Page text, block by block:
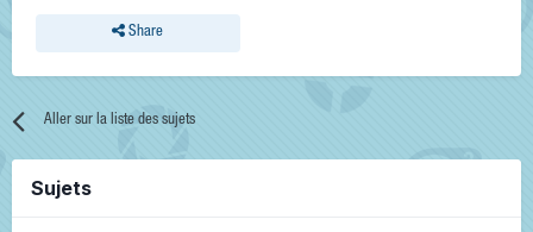
Share
Aller sur la liste des sujets
Sujets